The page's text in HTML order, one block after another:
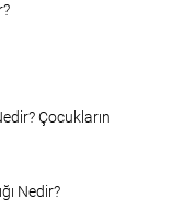
Çocukların
Nedir?